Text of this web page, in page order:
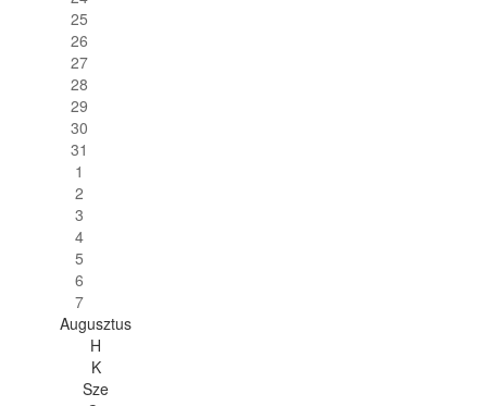
25
26
27
28
29
30
31
1
2
3
4
5
6
7
Augusztus
H
K
Sze